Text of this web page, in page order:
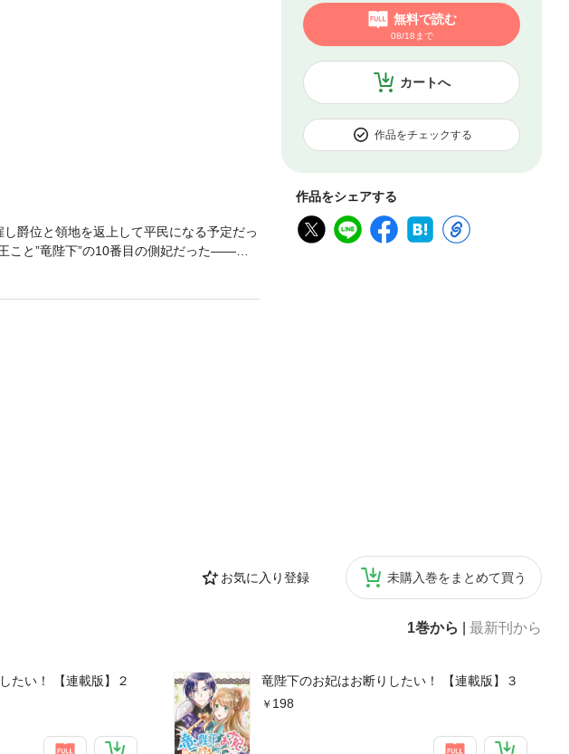
カートへ
無料で読む
08/18まで
作品をチェックする
作品をシェアする
お気に入り登録 未購入巻をまとめて買う
1巻から 最新刊から
たい！ 【連載版】２
竜陛下のお妃はお断りしたい！ 【連載版】３
198
爵位と領地を返上して平民になる予定だっ
こと”竜陛下”の10番目の側妃だった――！
絶対ムリ！！！※この作品はWEBコミック